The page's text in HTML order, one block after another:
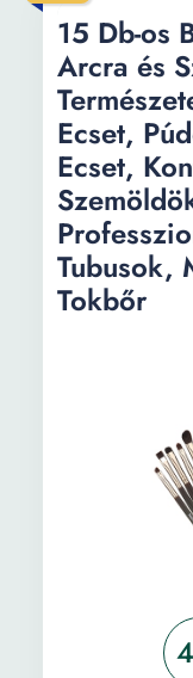
15 Db-os
Arcra és
Ecset,
Ecset,
Tubusok,
Tokbőr